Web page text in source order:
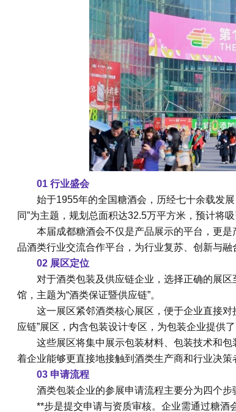
01 行业盛会
始于1955年的全国糖酒会 ，历经七十余载发
同”为主题，规划总面积达32.5万平方米，预计将
本届成都糖酒会不仅是产品展示的平台，更
品酒类行业交流合作平台，为行业复苏、创新与融
02 展区定位
对于酒类包装及供应链企业，选择正确的展
馆，主题为“酒类保证暨供应链”。
这一展区紧邻酒类核心展区，便于企业直接
应链”展区，内含包装设计专区，为包装企业提供了
这些展区将集中展示包装材料、包装技术和
着企业能够更直接地接触到酒类生产商和行业决策
03 申请流程
酒类包装企业的参展申请流程主要分为四个步
**步是提交申请与资质审核。企业需通过糖